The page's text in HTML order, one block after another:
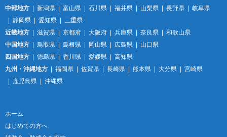
中部地方
新潟県 富山県 石川県 福井県 山梨県 長野県
岐阜県
静岡県
愛知県
三重県
近畿地方
滋賀県 京都府 大阪府 兵庫県 奈良県
和歌山県
中国地方
鳥取県 島根県 岡山県 広島県
山口県
四国地方
徳島県 香川県 愛媛県
高知県
九州・沖縄地方
福岡県 佐賀県 長崎県 熊本県 大分県
宮崎県
鹿児島県
沖縄県
ホーム
はじめての方へ